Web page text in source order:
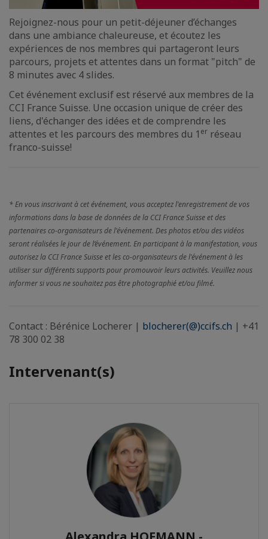
Rejoignez-nous pour un petit-déjeuner d’échanges
dans une ambiance chaleureuse, et écoutez les
expériences de nos membres qui partageront leurs
parcours, projets et attentes dans un format "pitch" de
8 minutes avec 4 slides.
Cet événement exclusif est réservé aux membres de la
CCI France Suisse. Une occasion unique de créer des
liens, d'échanger des idées et de comprendre les
attentes et les parcours des membres du 1 er réseau
franco-suisse!
* En vous inscrivant à cet événement, vous acceptez l'enregistrement de vos
informations dans la base de données de la CCI France Suisse et des
partenaires co-organisateurs de l'événement. Des photos et/ou des vidéos
seront réalisées le jour de l’événement. En participant à la manifestation, vous
autorisez la CCI France Suisse et les co-organisateurs de l'événement à les
utiliser sur différents supports pour promouvoir leurs activités. Veuillez nous
informer si vous ne souhaitez pas être photographié et/ou filmé.
Contact : Bérénice Locherer | blocherer(@)ccifs.ch | +41
78 300 02 38
Intervenant(s)